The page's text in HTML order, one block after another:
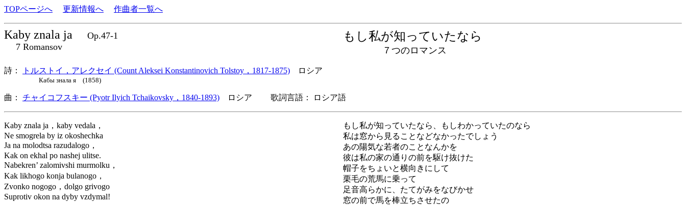
TOPページへ 更新情報へ 作曲者一覧へ
Kaby znala ja
Op.47-1
7 Romansov
もし私が知っていたなら
７つのロマンス
詩： トルストイ，アレクセイ (Count Aleksei Konstantinovich Tolstoy，1817-1875) ロシア
Кабы знала я (1858)
曲： チャイコフスキー (Pyotr Ilyich Tchaikovsky，1840-1893) ロシア 歌詞言語： ロシア語
Kaby znala ja，kaby vedala，
Ne smogrela by iz okoshechka
Ja na molodtsa razudalogo，
Kak on ekhal po nashej ulitse.
Nabekren’ zalomivshi murmolku，
Kak likhogo konja bulanogo，
Zvonko nogogo，dolgo grivogo
Suprotiv okon na dyby vzdymal!
もし私が知っていたなら、もしわかっていたのなら
私は窓から見ることなどなかったでしょう
あの陽気な若者のことなんかを
彼は私の家の通りの前を駆け抜けた
帽子をちょいと横向きにして
栗毛の荒馬に乗って
足音高らかに、たてがみをなびかせ
窓の前で馬を棒立ちさせたの